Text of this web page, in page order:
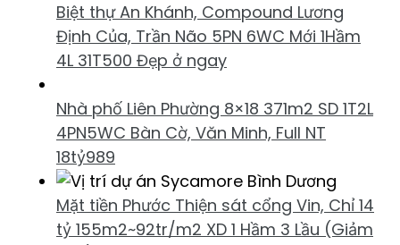
Biệt thự An Khánh, Compound Lương
Định Của, Trần Não 5PN 6WC Mới 1Hầm
4L 31T500 Đẹp ở ngay
Nhà phố Liên Phường 8×18 371m2 SD 1T2L
4PN5WC Bàn Cờ, Văn Minh, Full NT
18tỷ989
Mặt tiền Phước Thiện sát cổng Vin, Chỉ 14
tỷ 155m2~92tr/m2 XD 1 Hầm 3 Lầu (Giảm